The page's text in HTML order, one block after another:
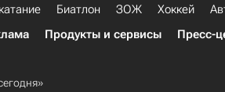
Биатлон ЗОЖ Хоккей
Продукты и сервисы Пресс-